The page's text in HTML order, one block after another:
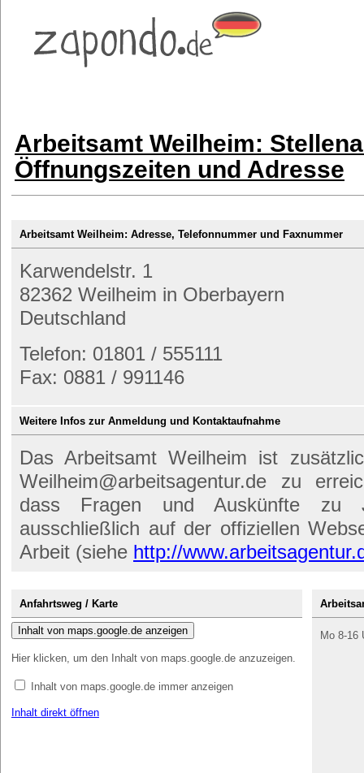
Arbeitsamt Weilheim:
Öffnungszeiten und Adresse
Arbeitsamt Weilheim: Adresse, Telefonnummer und Faxnummer
Karwendelstr. 1
82362 Weilheim in Oberbayern
Deutschland
Telefon: 01801 / 555111
Fax: 0881 / 991146
Weitere Infos zur Anmeldung und Kontaktaufnahme
Das Arbeitsamt Weilheim ist
Weilheim@arbeitsagentur.de zu
dass Fragen und Auskünfte zu
ausschließlich auf der offiziellen
Arbeit (siehe http://
Anfahrtsweg / Karte
Inhalt von maps.google.de anzeigen
Hier klicken, um den Inhalt von maps.google.de anzuzeigen.
Inhalt von maps.google.de immer anzeigen
Inhalt direkt öffnen
Mo 8-16